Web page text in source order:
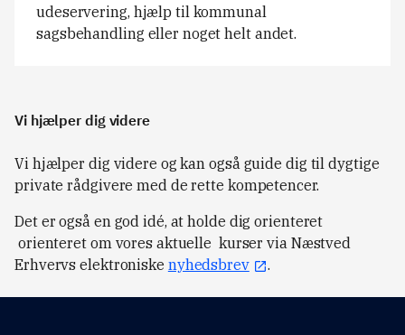
udeservering, hjælp til kommunal
sagsbehandling eller noget helt andet.
Vi hjælper dig videre
Vi hjælper dig videre og kan også guide dig til dygtige
private rådgivere med de rette kompetencer.
Det er også en god idé, at holde dig orienteret
orienteret om vores aktuelle kurser via Næstved
Erhvervs elektroniske nyhedsbrev .